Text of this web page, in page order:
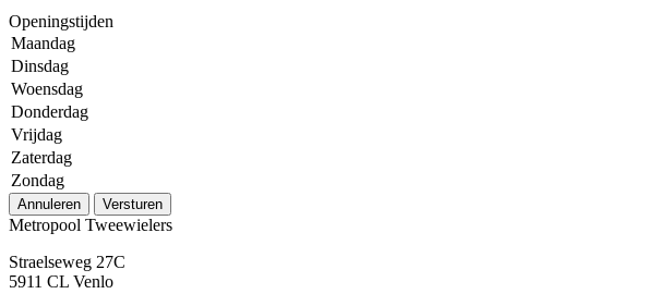
Openingstijden
Maandag
Dinsdag
Woensdag
Donderdag
Vrijdag
Zaterdag
Zondag
Annuleren Versturen
Metropool Tweewielers
Straelseweg 27C
5911 CL Venlo